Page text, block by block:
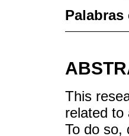
Palabras
This
related to
To do so,